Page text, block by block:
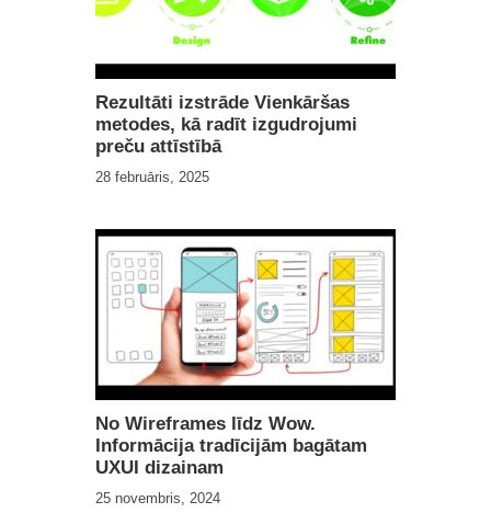
Rezultāti izstrāde Vienkāršas
metodes, kā radīt izgudrojumi
preču attīstībā
28 februāris, 2025
No Wireframes līdz Wow.
Informācija tradīcijām bagātam
UXUI dizainam
25 novembris, 2024